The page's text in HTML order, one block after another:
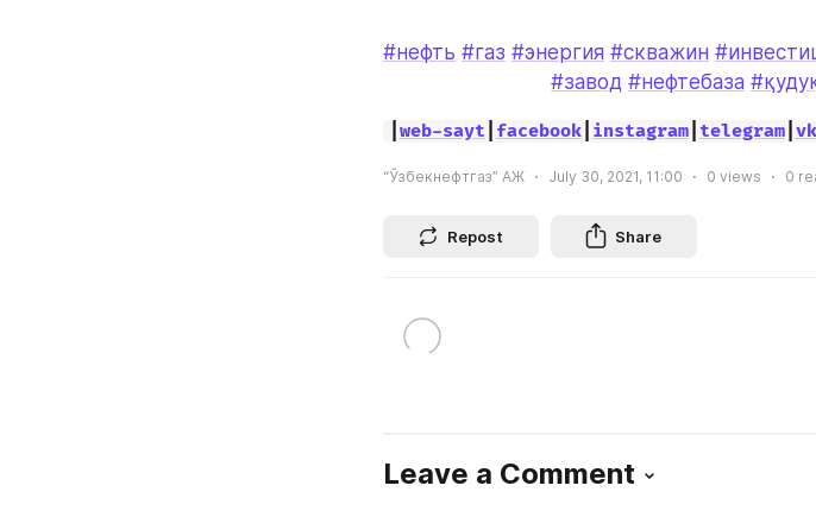
#нефть #газ #энергия #скважин
#завод #нефтебаза
web-sayt facebook| instagram| telegram|
“Ўзбекнефтгаз” АЖ July 30, 2021, 11:00 0 views 0
Repost Share
Leave a Comment